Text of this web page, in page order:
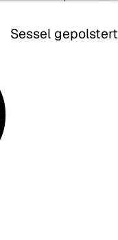
Sessel gepolstert